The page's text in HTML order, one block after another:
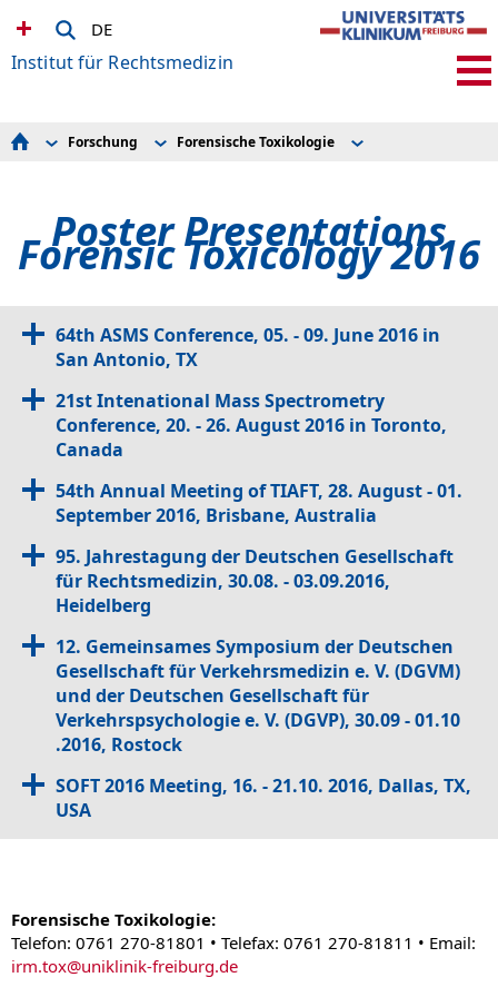
DE
Institut für Rechtsmedizin
Untersuchungsstelle für Gewaltbetroffene (USG)
Bibliothek
Forschung
Lehre / Fort- und Ausbildung
Kontakt
Forschung
Phytomedizin
Forensische Toxikologie
Poster Presentations
Forensic Toxicology 2016
64th ASMS Conference, 05. - 09. June 2016 in
San Antonio, TX
21st Intenational Mass Spectrometry
Conference, 20. - 26. August 2016 in Toronto,
Canada
54th Annual Meeting of TIAFT, 28. August - 01.
September 2016, Brisbane, Australia
95. Jahrestagung der Deutschen Gesellschaft
für Rechtsmedizin, 30.08. - 03.09.2016,
Heidelberg
12. Gemeinsames Symposium der Deutschen
Gesellschaft für Verkehrsmedizin e. V. (DGVM)
und der Deutschen Gesellschaft für
Verkehrspsychologie e. V. (DGVP), 30.09 - 01.10
.2016, Rostock
SOFT 2016 Meeting, 16. - 21.10. 2016, Dallas, TX,
USA
Forensische Toxikologie:
Telefon: 0761 270-81801 • Telefax: 0761 270-81811 • Email:
irm.tox@uniklinik-freiburg.de